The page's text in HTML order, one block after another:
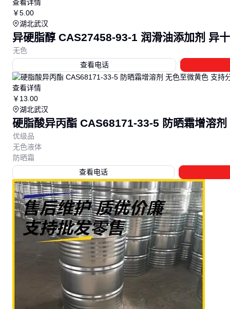
查看详情
￥5.00
湖北武汉
异硬脂醇 CAS27458-93-1 润滑油添加剂 异
无色
查看电话
查看详情
￥ 13.00
湖北武汉
硬脂酸异丙酯 CAS68171-33-5 防晒霜增溶
优级品
无色液体
防晒霜
查看电话